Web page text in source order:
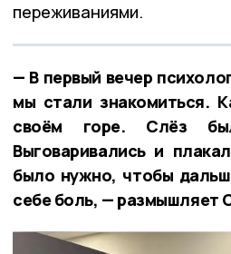
переживаниями.
— В первый вечер
мы стали знакомиться.
своём горе. Слёз
Выговаривались и
было нужно, чтобы
себе боль, — размышляет